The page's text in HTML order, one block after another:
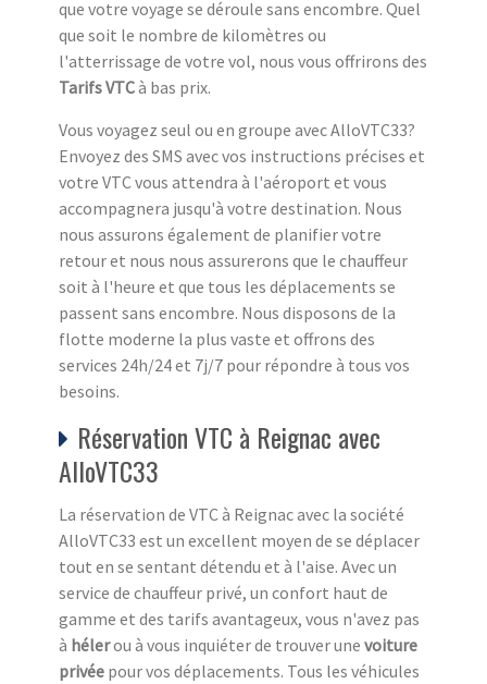
que votre voyage se déroule sans encombre. Quel
que soit le nombre de kilomètres ou
l'atterrissage de votre vol, nous vous offrirons des
Tarifs VTCà bas prix.
Vous voyagez seul ou en groupe avec AlloVTC33?
Envoyez des SMS avec vos instructions précises et
votre VTC vous attendra à l'aéroport et vous
accompagnera jusqu'à votre destination. Nous
nous assurons également de planifier votre
retour et nous nous assurerons que le chauffeur
soit à l'heure et que tous les déplacements se
passent sans encombre. Nous disposons de la
flotte moderne la plus vaste et offrons des
services 24h/24 et 7j/7 pour répondre à tous vos
besoins.
Réservation VTC à Reignac avec
AlloVTC33
La réservation de VTC à Reignac avec la société
AlloVTC33 est un excellent moyen de se déplacer
tout en se sentant détendu et à l'aise. Avec un
service de chauffeur privé, un confort haut de
gamme et des tarifs avantageux, vous n'avez pas
à hélerou à vous inquiéter de trouver une voiture
privée pour vos déplacements. Tous les véhicules